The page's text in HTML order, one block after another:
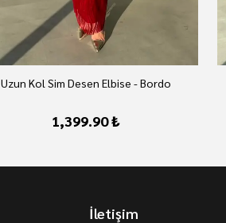
Uzun Kol Sim Desen Elbise - Bordo
1,399.90 ₺
İletişim